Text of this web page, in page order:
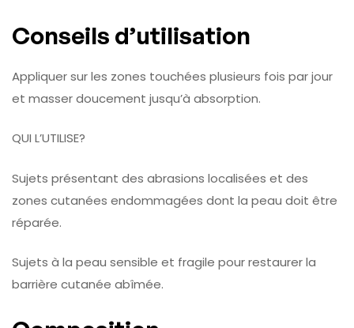
Conseils d’utilisation
Appliquer sur les zones touchées plusieurs fois par jour
et masser doucement jusqu’à absorption.
QUI L’UTILISE?
Sujets présentant des abrasions localisées et des
zones cutanées endommagées dont la peau doit être
réparée.
Sujets à la peau sensible et fragile pour restaurer la
barrière cutanée abîmée.